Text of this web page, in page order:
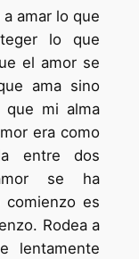
amar lo que
lo que
el amor se
ama sino
que mi alma
era como
entre dos
se ha
es
Rodea a
lentamente